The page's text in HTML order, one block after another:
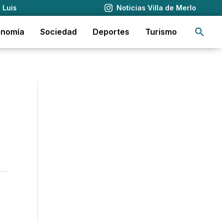
Luis Noticias Villa de Merlo
Sociedad Deportes Turismo